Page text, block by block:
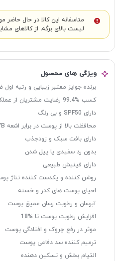
متاسفانه این کالا در حال
لیست بالای برگه، از کالاهای
ویژگی های محصول
برنده جوایز معتبر زیبایی و رتبه اول ضد
کسب %99.4 رضایت مشتریان از عملکرد محصول
دارای SPF50 و بی رنگ
محافظت بالا از پوست در برابر اشعه UVA/UVB خورشید
دارای بافت سبک و زودجذب
بدون رد سفيدی یا پیل شدن
دارای فینیش طبیعی
روشن کننده و یکدست کننده تناژ
احیای پوست‌ های کدر و خسته
آبرسان و رطوبت رسان عمیق پوست
افزایش رطوبت پوست تا %18
موثر در رفع چروک‌ و افتادگی پوست
ترميم کننده سد دفاعی پوست
التیام بخش و تسکین دهنده